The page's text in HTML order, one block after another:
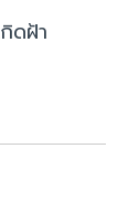
ดฝ้า